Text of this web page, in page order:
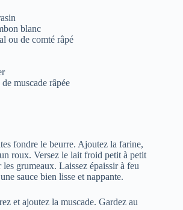
blanc
ou de comté râpé
muscade râpée
fondre le beurre. Ajoutez la farine,
roux. Versez le lait froid petit à petit
grumeaux. Laissez épaissir à feu
sauce bien lisse et nappante.
et ajoutez la muscade. Gardez au